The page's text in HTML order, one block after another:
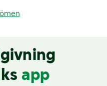
app